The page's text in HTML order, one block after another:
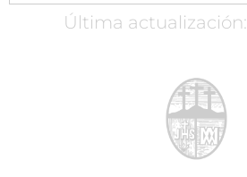
Última actualización: